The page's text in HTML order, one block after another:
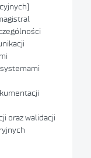
oraz walidacji